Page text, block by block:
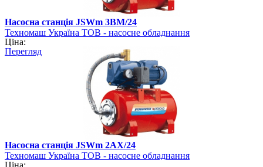
Насосна станція JSWm 3ВМ/24
Техномаш Україна ТОВ - насосне обладнання
Ціна:
Перегляд
Насосна станція JSWm 2AХ/24
Техномаш Україна ТОВ - насосне обладнання